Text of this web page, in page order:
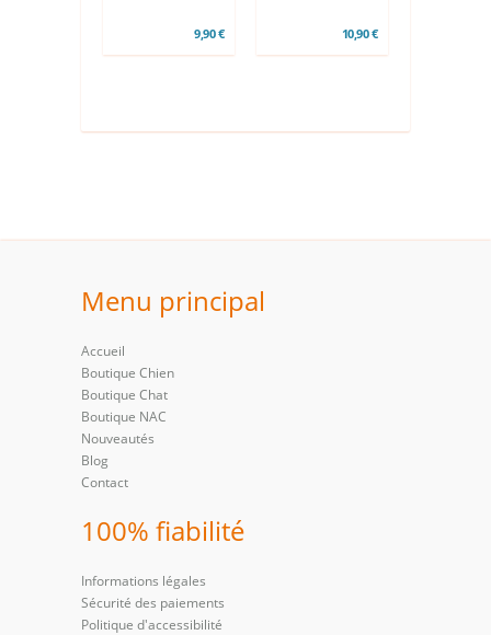
9,90 € 10,90 €
Menu principal
Accueil
Boutique Chien
Boutique Chat
Boutique NAC
Nouveautés
Blog
Contact
100% fiabilité
Informations légales
Sécurité des paiements
Politique d'accessibilité